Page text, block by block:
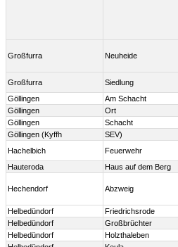
Großfurra Neuheide
Großfurra
Siedlung
Göllingen
Am Schacht
Göllingen
Ort
Göllingen
Schacht
Göllingen (Kyffh
SEV)
Hachelbich
Feuerwehr
Hauteroda
Haus auf dem Berg
Hechendorf Abzweig
Helbedündorf
Friedrichsrode
Helbedündorf
Großbrüchter
Helbedündorf
Holzthaleben